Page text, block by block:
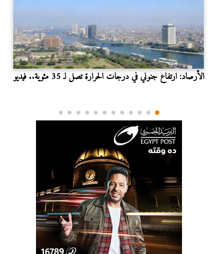
الأرصاد: ارتفاع جنوني في درجات الحرارة تصل لـ 35 مئوية.. فيديو